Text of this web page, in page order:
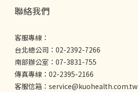
聯絡我們
客服專線：
台北總公司：02-2392-7266
南部辦公室：07-3831-755
傳真專線：02-2395-2166
客服信箱：service@kuohealth.com.tw